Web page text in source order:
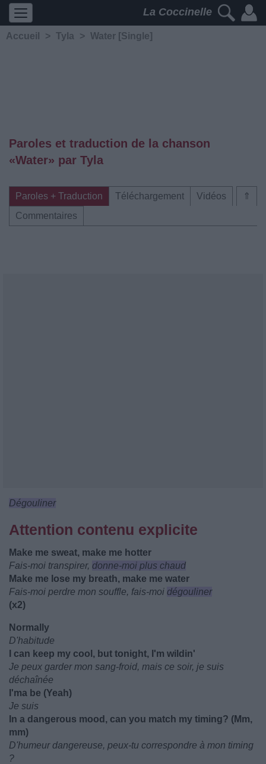
La Coccinelle
Accueil > Tyla > Water [Single]
Paroles et traduction de la chanson
«Water» par Tyla
⇑
Paroles + Traduction Téléchargement
Vidéos
Commentaires
Dégouliner
Attention contenu explicite
Make me sweat, make me hotter
Fais-moi transpirer, donne-moi plus chaud
Make me lose my breath, make me water
Fais-moi perdre mon souffle, fais-moi dégouliner
(x2)
Normally
D'habitude
I can keep my cool, but tonight, I'm wildin'
Je peux garder mon sang-froid, mais ce soir, je suis
déchaînée
I'ma be (Yeah)
Je suis
In a dangerous mood, can you match my timing? (Mm,
mm)
D'humeur dangereuse, peux-tu correspondre à mon timing
?